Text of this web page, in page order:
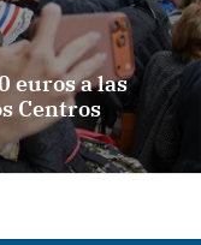
euros a las
Centros